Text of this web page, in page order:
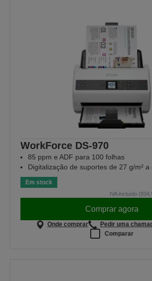
WorkForce DS-970
85 ppm e ADF para 100 folhas
Digitalização de suportes de 27 g/m² a
Em stock
IVA incluído
Comprar agora
Onde comprar
Pedir uma
Comparar